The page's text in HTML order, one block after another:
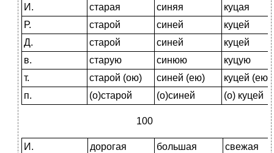
И. старая синяя
куцая
Р.
старой синей
куцей
Д.
старой синей
куцей
в.
старую синюю
куцую
т.
старой (ою) синей (ею)
куцей (ею)
п.
(о)старой (о)синей (о) куцей
100
И. дорогая большая
свежая